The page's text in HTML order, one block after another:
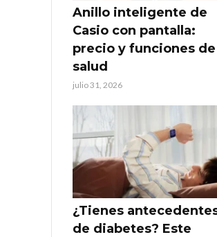
Anillo inteligente de
Casio con pantalla:
precio y funciones de
salud
julio 31, 2026
¿Tienes
de diabetes? Este